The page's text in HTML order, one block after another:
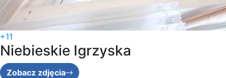
+11
Niebieskie Igrzyska
Zobacz zdjęcia